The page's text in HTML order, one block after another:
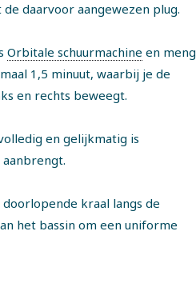
daarvoor aangewezen plug.
Orbitale schuurmachine en meng
1,5 minuut, waarbij je de
en rechts beweegt.
en gelijkmatig is
kraal langs de
het bassin om een uniforme